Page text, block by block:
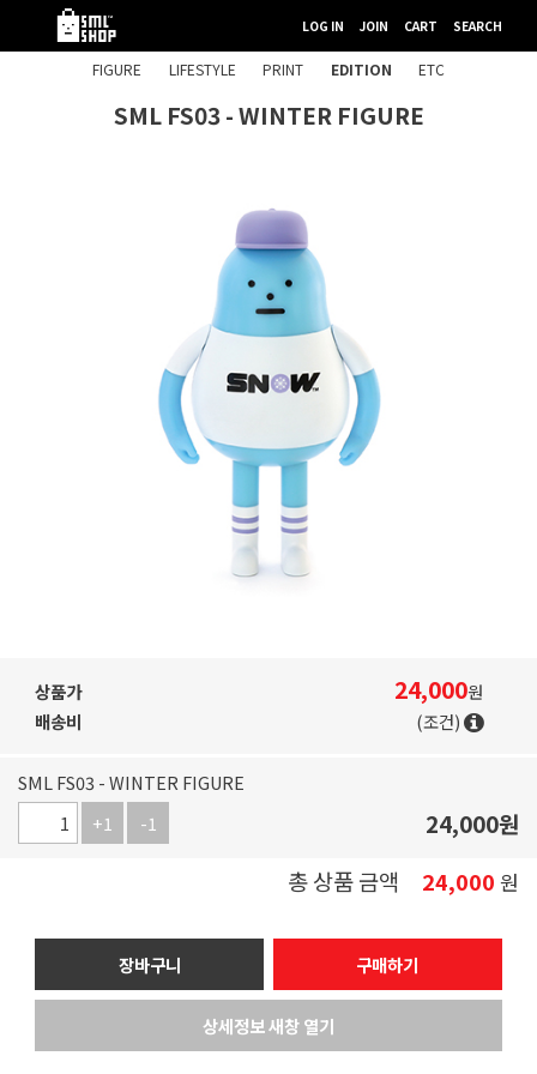
LOG IN JOIN CART SEARCH
FIGURE LIFESTYLE PRINT EDITION ETC
SML FS03 - WINTER FIGURE
상품가 24,000원
배송비
(조건)
SML FS03 - WINTER FIGURE
+1
-1 24,000원
총 상품 금액
24,000 원
장바구니 구매하기
상세정보 새창 열기